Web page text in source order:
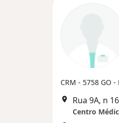
CRM - 5758 GO -
Rua 9A, n
Centro